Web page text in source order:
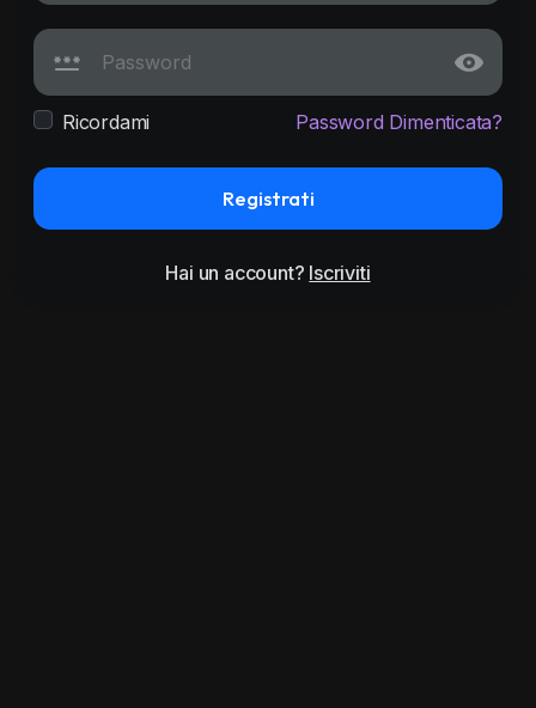
Ricordami Password Dimenticata?
Registrati
Hai un account? Iscriviti